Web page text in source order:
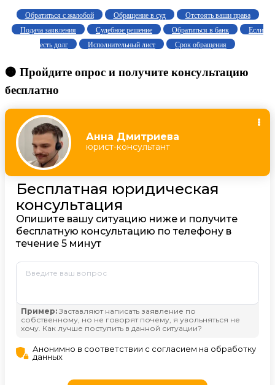
Обратиться с жалобой Обращение в суд
Отстоять ваши права
Подача заявления
Судебное решение Обратиться в банк
Если
есть долг
Исполнительный лист Срок обращения
🟠 Пройдите опрос и получите консультацию
бесплатно